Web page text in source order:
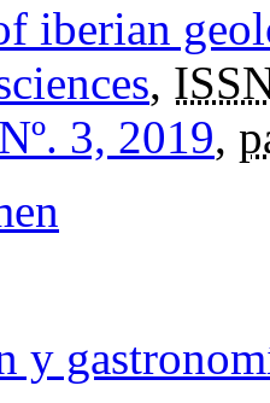
iberian
,
3, 2019,
y